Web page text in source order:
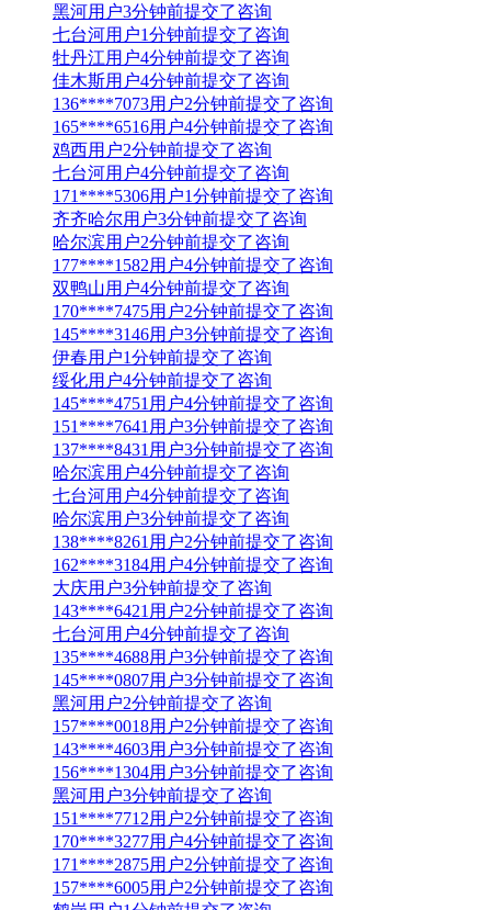
黑河用户3分钟前提交了咨询
七台河用户1分钟前提交了咨询
牡丹江用户4分钟前提交了咨询
佳木斯用户4分钟前提交了咨询
136****7073用户2分钟前提交了咨询
165****6516用户4分钟前提交了咨询
鸡西用户2分钟前提交了咨询
七台河用户4分钟前提交了咨询
171****5306用户1分钟前提交了咨询
齐齐哈尔用户3分钟前提交了咨询
哈尔滨用户2分钟前提交了咨询
177****1582用户4分钟前提交了咨询
双鸭山用户4分钟前提交了咨询
170****7475用户2分钟前提交了咨询
145****3146用户3分钟前提交了咨询
伊春用户1分钟前提交了咨询
绥化用户4分钟前提交了咨询
145****4751用户4分钟前提交了咨询
151****7641用户3分钟前提交了咨询
137****8431用户3分钟前提交了咨询
哈尔滨用户4分钟前提交了咨询
七台河用户4分钟前提交了咨询
哈尔滨用户3分钟前提交了咨询
138****8261用户2分钟前提交了咨询
162****3184用户4分钟前提交了咨询
大庆用户3分钟前提交了咨询
143****6421用户2分钟前提交了咨询
七台河用户4分钟前提交了咨询
135****4688用户3分钟前提交了咨询
145****0807用户3分钟前提交了咨询
黑河用户2分钟前提交了咨询
157****0018用户2分钟前提交了咨询
143****4603用户3分钟前提交了咨询
156****1304用户3分钟前提交了咨询
黑河用户3分钟前提交了咨询
151****7712用户2分钟前提交了咨询
170****3277用户4分钟前提交了咨询
171****2875用户2分钟前提交了咨询
157****6005用户2分钟前提交了咨询